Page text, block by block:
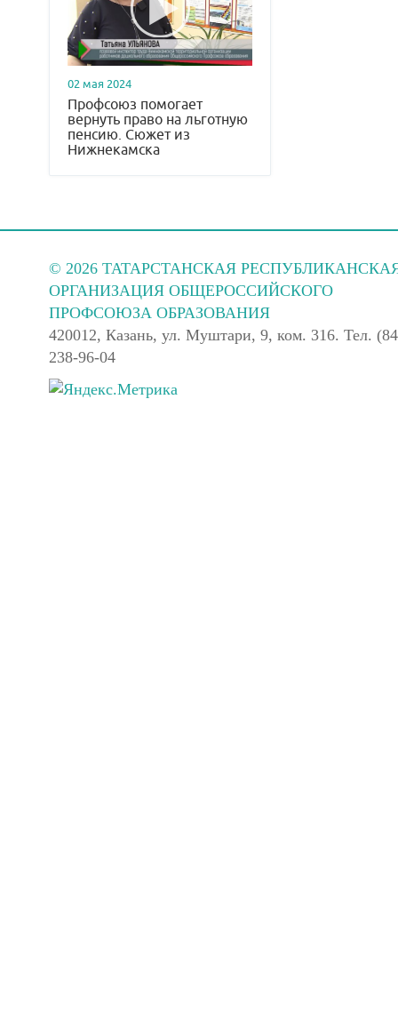
02 мая 2024
Профсоюз помогает
вернуть право на льготную
пенсию. Сюжет из
Нижнекамска
© 2026 ТАТАРСТАНСКАЯ
ОРГАНИЗАЦИЯ ОБЩЕРОССИЙСКОГО
ПРОФСОЮЗА ОБРАЗОВАНИЯ
420012, Казань, ул. Муштари, 9, ком. 316. Тел.
238-96-04